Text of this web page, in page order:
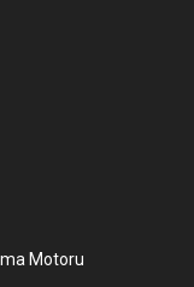
Motoru